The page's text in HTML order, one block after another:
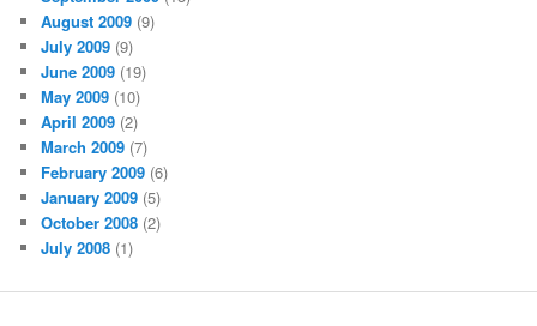
August 2009 (9)
July 2009 (9)
June 2009 (19)
May 2009 (10)
April 2009 (2)
March 2009 (7)
February 2009 (6)
January 2009 (5)
October 2008 (2)
July 2008 (1)